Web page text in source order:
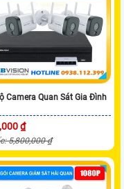
Camera Quan Sát Gia Đình
₫
5,800,000 ₫